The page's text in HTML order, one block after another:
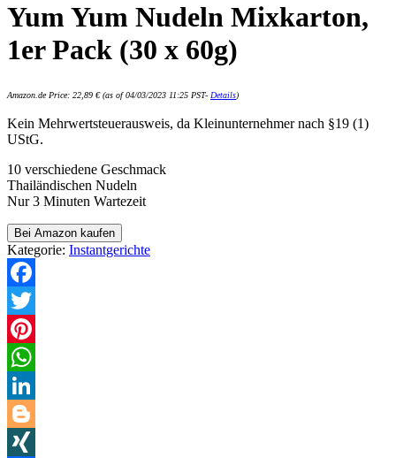
Yum Yum Nudeln Mixkarton,
1er Pack (30 x 60g)
Amazon.de Price: 22,89 €(as of 04/03/2023 11:25 PST- Details)
Kein Mehrwertsteuerausweis, da Kleinunternehmer nach §19 (1)
UStG.
10 verschiedene Geschmack
Thailändischen Nudeln
Nur 3 Minuten Wartezeit
Bei Amazon kaufen
Kategorie: Instantgerichte
Facebook
Twitter
Pinterest
WhatsApp
LinkedIn
Blogger